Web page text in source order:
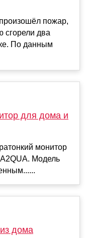
пожар,
сгорели два
По данным
для дома и
монитор
Модель
дома